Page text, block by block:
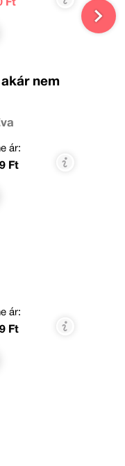
Ft
nem
ár:
Ft
ár:
Ft